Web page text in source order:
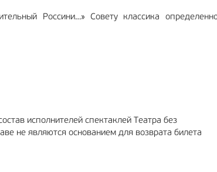
Россини…» Совету классика
исполнителей спектаклей Театра без
не являются основанием для возврата билета